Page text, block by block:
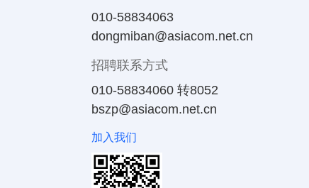
010-58834063
dongmiban@asiacom.net.cn
招聘联系方式
010-58834060 转8052
bszp@asiacom.net.cn
加入我们